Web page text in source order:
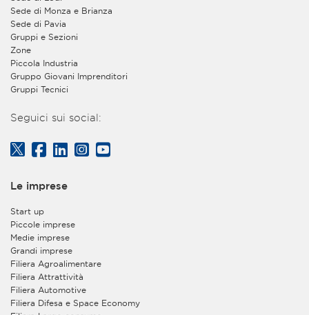
privacy@assolombarda.it
privacy@assolombardaservizi.it
personali
a) L’Associazione tratterà i Suoi dati per quanto
necessario a dare corso alla registrazione sul proprio
gratuitamente agli utenti registrati ma non
all’Associazione. Tra tali servizi è ricompresa la facoltà
di iscrizione e partecipazione a convegni o eventi
modalità tradizionali in presenza oppure in forma di
giuridica del trattamento è l’esecuzione della Sua
richiesta di registrazione nonché, in caso di iscrizione
ad un convegno o webinar tramite la Sua utenza
personale, l’esecuzione della Sua richiesta di iscrizione
al suddetto convegno, seminario o evento e la
gestione della Sua partecipazione ad esso. Il
conferimento di tali dati è facoltativo, ma, in
mancanza, non sarà possibile eseguire la Sua richiesta
Sede di Monza e Brianza
Sede di Pavia
Gruppi e Sezioni
Zone
Piccola Industria
Gruppo Giovani Imprenditori
Gruppi Tecnici
Seguici sui social:
Le imprese
Start up
Piccole imprese
Medie imprese
Grandi imprese
Filiera Agroalimentare
Filiera Attrattività
Filiera Automotive
Filiera Difesa e Space Economy